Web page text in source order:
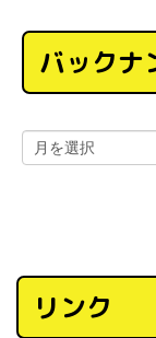
バックナ
リンク